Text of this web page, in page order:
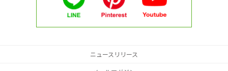
ニュースリリース